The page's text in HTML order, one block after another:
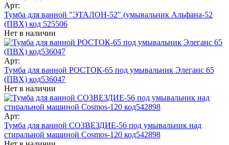
Арт:
Тумба для ванной "ЭТАЛОН-52" (умывальник Альфана-52
(ПВХ) код 525506
Нет в наличии
Арт:
Тумба для ванной РОСТОК-65 под умывальник Элеганс 65
(ПВХ) код536047
Нет в наличии
Арт:
Тумба для ванной СОЗВЕЗДИЕ-56 под умывальник над
стиральной машиной Сosmos-120 код542898